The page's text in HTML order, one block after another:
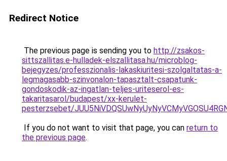
Redirect Notice
The previous page is sending you to http://zsakos-
sittszallitas.e-hulladek-elszallitasa.hu/microblog-
bejegyzes/professzionalis-lakaskiuritesi-szolgaltatas-a-
legmagasabb-szinvonalon-tapasztalt-csapatunk-
gondoskodik-az-ingatlan-teljes-uriteserol-es-
takaritasarol/budapest/xx-kerulet-
pesterzsebet/
If you do not want to visit that page, you can return to
the previous page.